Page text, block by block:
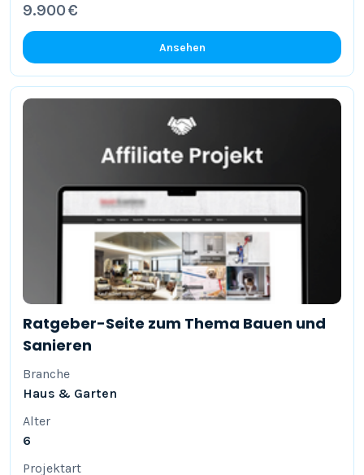
9.900 €
Ansehen
Ratgeber-Seite zum Thema Bauen und
Sanieren
Branche
Haus & Garten
Alter
6
Projektart